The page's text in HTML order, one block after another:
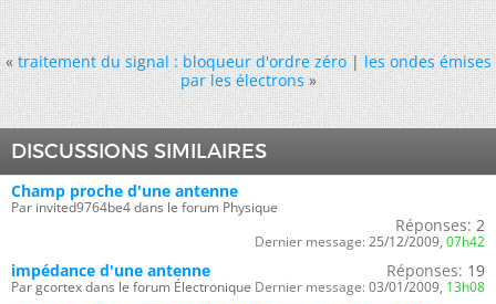
« traitement du signal : bloqueur d'ordre zéro|les ondes émises
par les électrons »
DISCUSSIONS SIMILAIRES
Champ proche d'une antenne
Par invited9764be4 dans le forum Physique
Réponses: 2
Dernier message: 25/12/2009, 07h42
impédance d'une antenne
Par gcortex dans le forum Électronique
Réponses: 19
Dernier message: 03/01/2009, 13h08